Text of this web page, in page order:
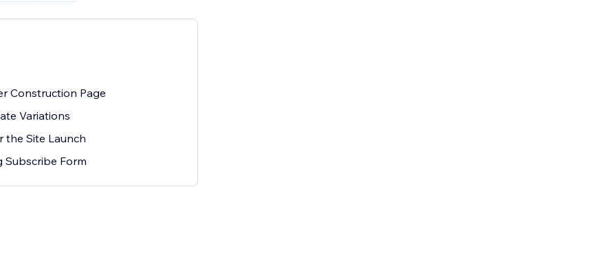
Construction Page
Variations
the Site Launch
Subscribe Form